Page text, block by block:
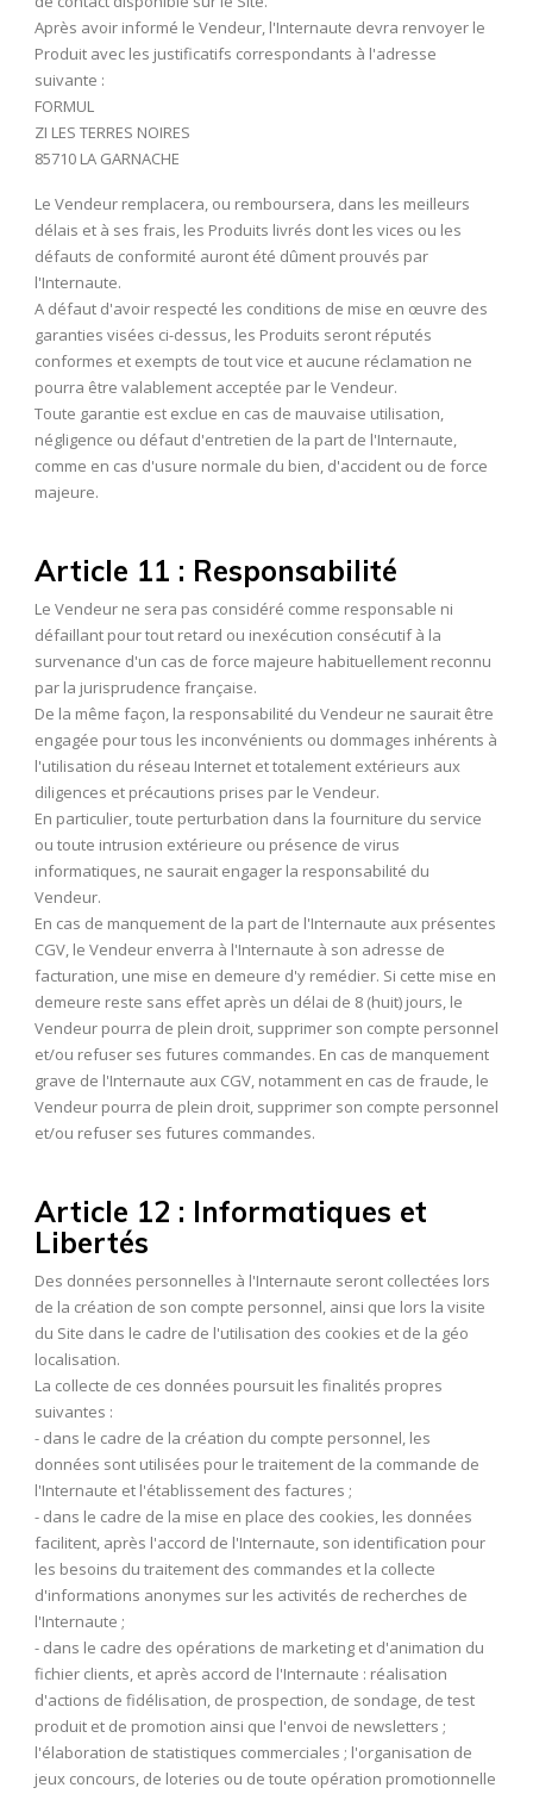
Après avoir informé le Vendeur, l'Internaute devra renvoyer le
Produit avec les justificatifs correspondants à l'adresse
suivante :
FORMUL
ZI LES TERRES NOIRES
85710 LA GARNACHE
Le Vendeur remplacera, ou remboursera, dans les meilleurs
délais et à ses frais, les Produits livrés dont les vices ou les
défauts de conformité auront été dûment prouvés par
l'Internaute.
A défaut d'avoir respecté les conditions de mise en œuvre des
garanties visées ci-dessus, les Produits seront réputés
conformes et exempts de tout vice et aucune réclamation ne
pourra être valablement acceptée par le Vendeur.
Toute garantie est exclue en cas de mauvaise utilisation,
négligence ou défaut d'entretien de la part de l'Internaute,
comme en cas d'usure normale du bien, d'accident ou de force
majeure.
Article 11 : Responsabilité
Le Vendeur ne sera pas considéré comme responsable ni
défaillant pour tout retard ou inexécution consécutif à la
survenance d'un cas de force majeure habituellement reconnu
par la jurisprudence française.
De la même façon, la responsabilité du Vendeur ne saurait être
engagée pour tous les inconvénients ou dommages inhérents à
l'utilisation du réseau Internet et totalement extérieurs aux
diligences et précautions prises par le Vendeur.
En particulier, toute perturbation dans la fourniture du service
ou toute intrusion extérieure ou présence de virus
informatiques, ne saurait engager la responsabilité du
Vendeur.
En cas de manquement de la part de l'Internaute aux présentes
CGV, le Vendeur enverra à l'Internaute à son adresse de
facturation, une mise en demeure d'y remédier. Si cette mise en
demeure reste sans effet après un délai de 8 (huit) jours, le
Vendeur pourra de plein droit, supprimer son compte personnel
et/ou refuser ses futures commandes. En cas de manquement
grave de l'Internaute aux CGV, notamment en cas de fraude, le
Vendeur pourra de plein droit, supprimer son compte personnel
et/ou refuser ses futures commandes.
Article 12 : Informatiques et
Libertés
Des données personnelles à l'Internaute seront collectées lors
de la création de son compte personnel, ainsi que lors la visite
du Site dans le cadre de l'utilisation des cookies et de la géo
localisation.
La collecte de ces données poursuit les finalités propres
suivantes :
- dans le cadre de la création du compte personnel, les
données sont utilisées pour le traitement de la commande de
l'Internaute et l'établissement des factures ;
- dans le cadre de la mise en place des cookies, les données
facilitent, après l'accord de l'Internaute, son identification pour
les besoins du traitement des commandes et la collecte
d'informations anonymes sur les activités de recherches de
l'Internaute ;
- dans le cadre des opérations de marketing et d'animation du
fichier clients, et après accord de l'Internaute : réalisation
d'actions de fidélisation, de prospection, de sondage, de test
produit et de promotion ainsi que l'envoi de newsletters ;
l'élaboration de statistiques commerciales ; l'organisation de
jeux concours, de loteries ou de toute opération promotionnelle